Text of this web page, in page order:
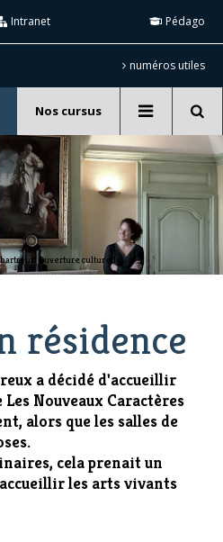
Nos cursus
numéros utiles
Intranet Pédago
Recherche
avancée…
Ouverture culturelle.
résidence
a décidé d'accueillir
Nouveaux Caractères
alors que les salles de
cela prenait un
les arts vivants